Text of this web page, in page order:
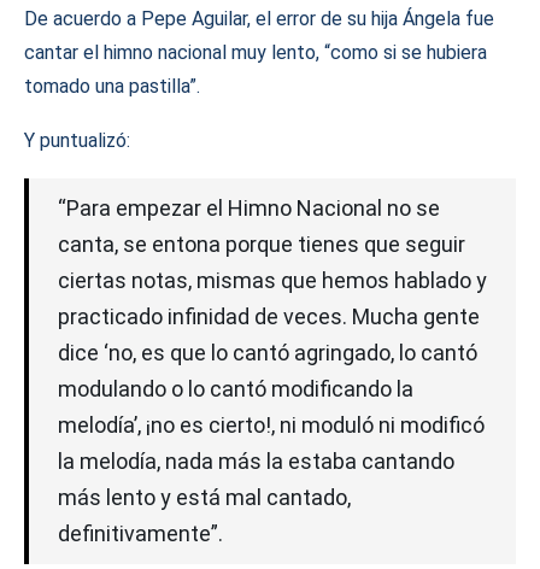
De acuerdo a Pepe Aguilar, el error de su hija Ángela fue
cantar el himno nacional muy lento, “como si se hubiera
tomado una pastilla”.
Y puntualizó:
“Para empezar el Himno Nacional no se
canta, se entona porque tienes que seguir
ciertas notas, mismas que hemos hablado y
practicado infinidad de veces. Mucha gente
dice ‘no, es que lo cantó agringado, lo cantó
modulando o lo cantó modificando la
melodía’, ¡no es cierto!, ni moduló ni modificó
la melodía, nada más la estaba cantando
más lento y está mal cantado,
definitivamente”.